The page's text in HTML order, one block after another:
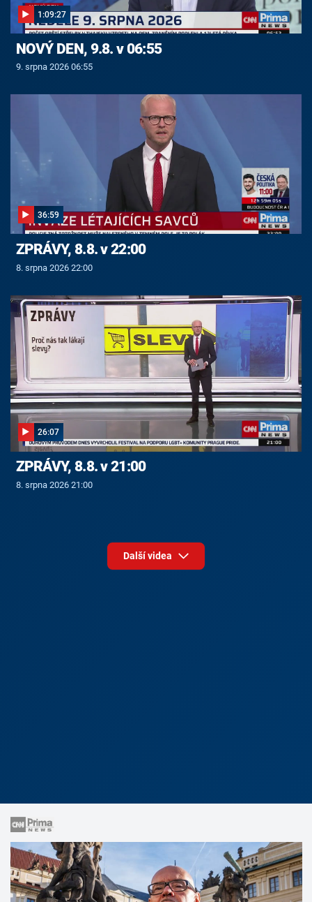
1:09:27
NOVÝ DEN, 9.8. v 06:55
9. srpna 2026 06:55
36:59
ZPRÁVY, 8.8. v 22:00
8. srpna 2026 22:00
26:07
ZPRÁVY, 8.8. v 21:00
8. srpna 2026 21:00
Další videa